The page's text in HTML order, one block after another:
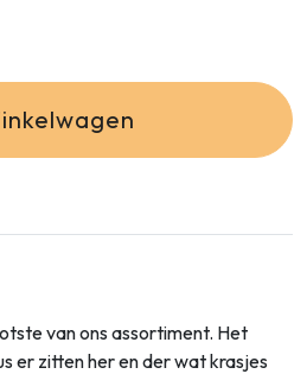
van ons assortiment. Het
er zitten her en der wat krasjes